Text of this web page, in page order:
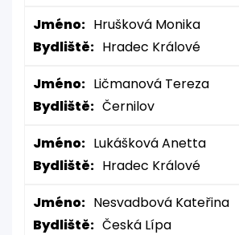
Jméno: Hrušková Monika
Bydliště: Hradec Králové
Jméno: Ličmanová Tereza
Bydliště: Černilov
Jméno: Lukášková Anetta
Bydliště: Hradec Králové
Jméno: Nesvadbová Kateřina
Bydliště: Česká Lípa